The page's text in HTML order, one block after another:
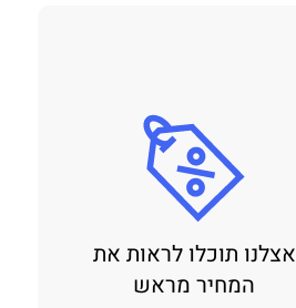
אצלנו תוכלו לראות את
המחיר מראש